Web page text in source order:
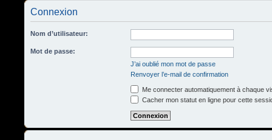
Connexion
Nom d’utilisateur:
Mot de passe:
J’ai oublié mon mot de passe
Renvoyer l’e-mail de confirmation
Me connecter automatiquement à chaque
Cacher mon statut en ligne pour cette